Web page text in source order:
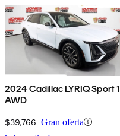
2024 Cadillac LYRIQ Sport 1
AWD
$39,766 Gran oferta